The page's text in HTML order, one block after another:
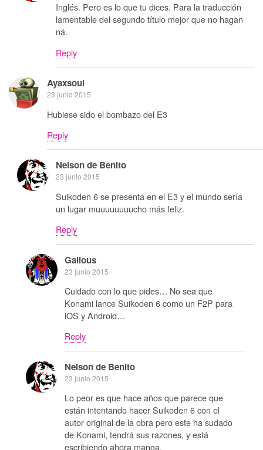
Inglés. Pero es lo que tu dices. Para la traducción
lamentable del segundo título mejor que no hagan
ná.
Reply
Ayaxsoul
23 junio 2015
Hubiese sido el bombazo del E3
Reply
Nelson de Benito
23 junio 2015
Suikoden 6 se presenta en el E3 y el mundo sería
un lugar muuuuuuuucho más feliz.
Reply
Galious
23 junio 2015
Cuidado con lo que pides… No sea que
Konami lance Suikoden 6 como un F2P para
iOS y Android…
Reply
Nelson de Benito
23 junio 2015
Lo peor es que hace años que parece que
están intentando hacer Suikoden 6 con el
autor original de la obra pero este ha sudado
de Konami, tendrá sus razones, y está
escribiendo ahora manga.